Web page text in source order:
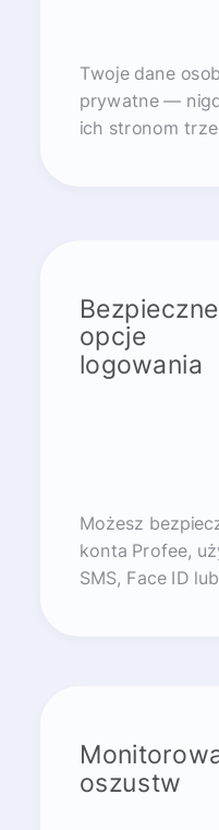
Twoje dane
prywatne —
ich stronom
Bezpieczne
opcje
logowania
Możesz
konta Profee,
SMS, Face ID
oszustw